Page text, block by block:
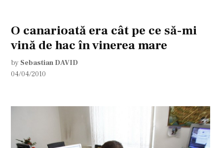
O canarioată era cât pe ce să-mi
vină de hac în vinerea mare
by Sebastian DAVID
04/04/2010